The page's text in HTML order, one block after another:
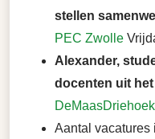
stellen
PEC Zwolle
Alexander,
docenten uit
DeMaasDriehoek
Aantal vacatures